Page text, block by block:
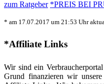
zum Ratgeber *PREIS BEI
* am 17.07.2017 um 21:53 Uhr
*Affiliate Links
Wir sind ein
Grund finanzieren wir